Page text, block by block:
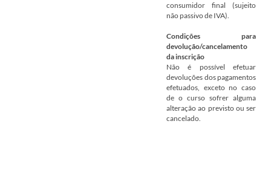
consumidor final (sujeito
não passivo de IVA).
Condições para
devolução/cancelamento
da inscrição
Não é possível efetuar
devoluções dos pagamentos
efetuados, exceto no caso
de o curso sofrer alguma
alteração ao previsto ou ser
cancelado.​